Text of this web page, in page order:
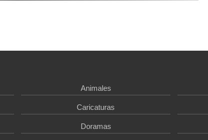
Animales
Caricaturas
Doramas